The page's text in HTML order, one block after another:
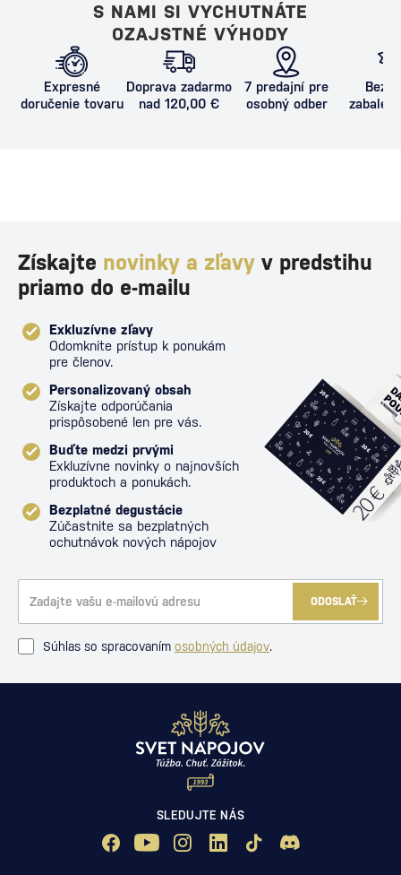
S NAMI SI VYCHUTNÁTE
OZAJSTNÉ VÝHODY
Expresné
doručenie tovaru
Doprava zadarmo
nad 120,00 €
7 predajní pre
osobný odber
Získajte novinky a zľavy v predstihu
priamo do e-mailu
Exkluzívne zľavy
Odomknite prístup k ponukám
pre členov.
Personalizovaný obsah
Získajte odporúčania
prispôsobené len pre vás.
Buďte medzi prvými
Exkluzívne novinky o najnovších
produktoch a ponukách.
Bezplatné degustácie
Zúčastnite sa bezplatných
ochutnávok nových nápojov
ODOSLAŤ
Súhlas so spracovaním osobných údajov.
SLEDUJTE NÁS